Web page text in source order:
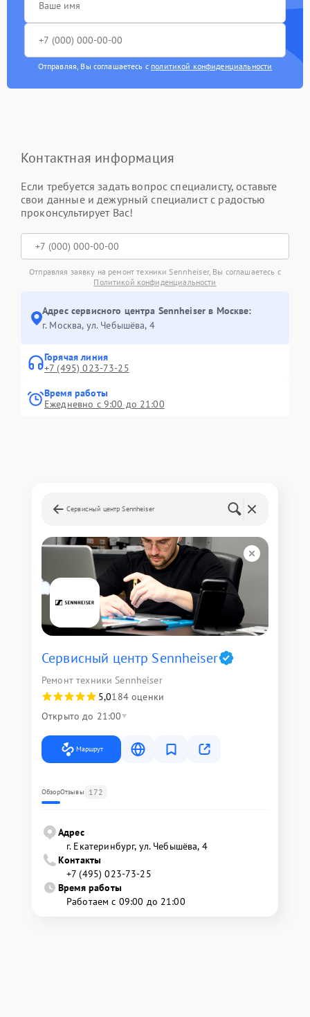
Отправляя, Вы соглашаетесь с политикой конфиденциальности
Контактная информация
Если требуется задать вопрос специалисту, оставьте
свои данные и дежурный специалист с радостью
проконсультирует Вас!
Отправляя заявку на ремонт техники Sennheiser, Вы соглашаетесь с
Политикой конфиденциальности
Адрес сервисного центра Sennheiser в Москве:
г. Москва, ул. Чебышёва, 4
Горячая линия
+7 (495) 023-73-25
Время работы
Ежедневно с 9:00 до 21:00
Сервисный центр Sennheiser
Сервисный центр Sennheiser
Ремонт техники Sennheiser
5,0184 оценки
Открыто до 21:00
Маршрут
ОбзорОтзывы 172
Адрес
г. Екатеринбург, ул. Чебышёва, 4
Контакты
+7 (495) 023-73-25
Время работы
Работаем с 09:00 до 21:00